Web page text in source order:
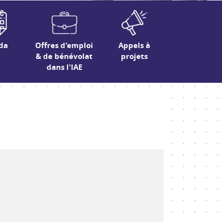
Offres d'emploi
& de bénévolat
dans l'IAE
Appels à
projets